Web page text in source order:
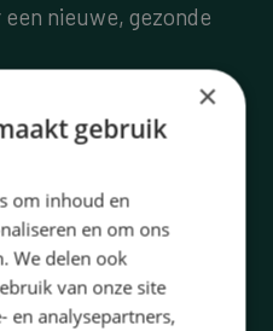
nieuwe, gezonde
die je helpen je
informatie
×
gebruik
om inhoud en
en om ons
We delen ook
van onze site
en analysepartners,